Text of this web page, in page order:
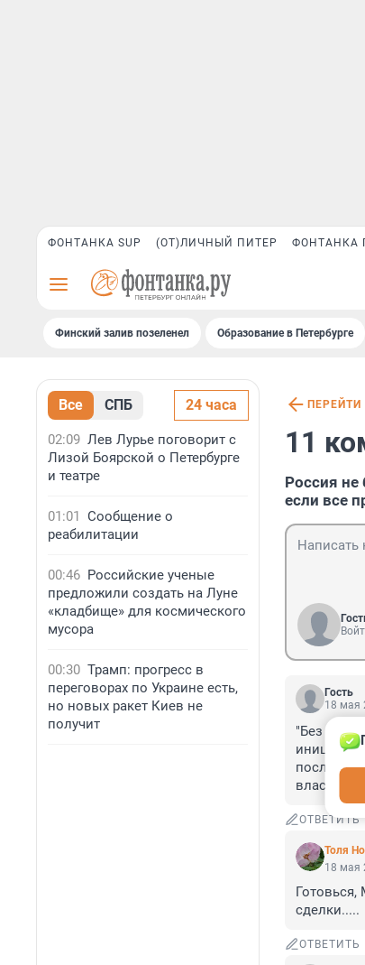
ФОНТАНКА SUP (ОТ)ЛИЧНЫЙ ПИТЕР ФОНТАНКА
Финский залив позеленел Образование в Петербурге
Все СПБ 24 часа
02:09 Лев Лурье поговорит с
Лизой Боярской о Петербурге
и театре
01:01 Сообщение о
реабилитации
00:46 Российские ученые
предложили создать на Луне
«кладбище» для космического
мусора
00:30 Трамп: прогресс в
переговорах по Украине есть,
но новых ракет Киев не
получит
11
Россия не
если все
Гость
18 мая
"Без
после 17
власти
ОТВЕТИТЬ
Толя
18 мая
Готовься,
сделки.....
ОТВЕТИТЬ